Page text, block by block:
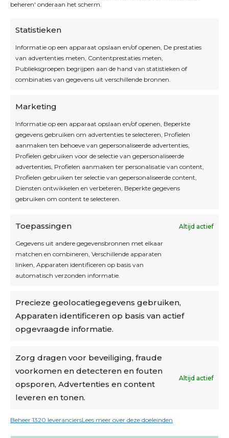
beheren' onderaan het scherm.
Statistieken
Informatie op een apparaat opslaan en/of openen, De prestaties
van advertenties meten, Contentprestaties meten,
Publieksgroepen begrijpen aan de hand van statistieken of
combinaties van gegevens uit verschillende bronnen.
Marketing
Informatie op een apparaat opslaan en/of openen, Beperkte
gegevens gebruiken om advertenties te selecteren, Profielen
aanmaken ten behoeve van gepersonaliseerde advertenties,
Profielen gebruiken voor de selectie van gepersonaliseerde
advertenties, Profielen aanmaken ter personalisatie van content,
Profielen gebruiken ter selectie van gepersonaliseerde content,
Diensten ontwikkelen en verbeteren, Beperkte gegevens
gebruiken om content te selecteren.
Toepassingen Altijd actief
Gegevens uit andere gegevensbronnen met elkaar
matchen en combineren, Verschillende apparaten
linken, Apparaten identificeren op basis van
automatisch verzonden informatie.
Precieze geolocatiegegevens gebruiken,
Apparaten identificeren op basis van actief
opgevraagde informatie.
Zorg dragen voor beveiliging, fraude
voorkomen en detecteren en fouten
opsporen, Advertenties en content
leveren en tonen.
Altijd actief
Beheer 1320 leveranciersLees meer over deze doeleinden
Openingsuren
Blijf op de hoogte
Interesse in leuke kadotips of toffe acties?
Laat dan hier je mailadres achter.
Algemene voorwaarden
Cookiebeleid
Accountinstellingen
Verzending
€6,50-€7,50 via Bpost